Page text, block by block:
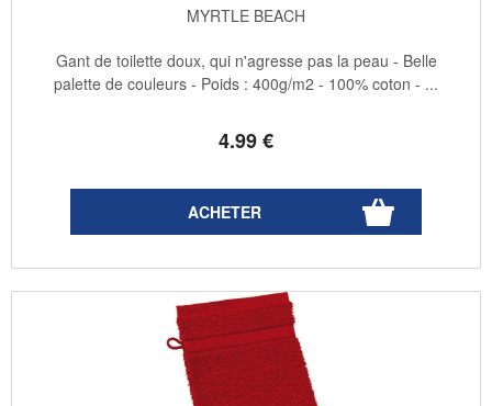
MYRTLE BEACH
4.99€
Gant de toilette doux, qui n'agresse pas la peau - Belle
palette de couleurs - Poids : 400g/m2 - 100% coton - ...